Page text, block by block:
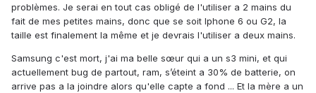
problèmes. Je serai en tout cas obligé de l'utiliser a 2 mains du
fait de mes petites mains, donc que se soit Iphone 6 ou G2, la
taille est finalement la même et je devrais l'utiliser a deux mains.
Samsung c'est mort, j'ai ma belle sœur qui a un s3 mini, et qui
actuellement bug de partout, ram, s’éteint a 30% de batterie, on
arrive pas a la joindre alors qu'elle capte a fond ... Et la mère a un